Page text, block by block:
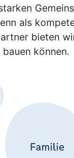
als
bieten
können.